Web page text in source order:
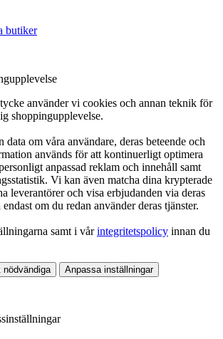
butiker
använder vi cookies och annan teknik för
shoppingupplevelse.
data om våra användare, deras beteende och
används för att kontinuerligt optimera
anpassad reklam och innehåll samt
Vi kan även matcha dina krypterade
leverantörer och visa erbjudanden via deras
om du redan använder deras tjänster.
samt i vårintegritetspolicy innan du
nödvändiga Anpassa inställningar